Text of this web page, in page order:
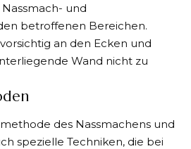
und
betroffenen Bereichen.
an den Ecken und
Wand nicht zu
des Nassmachens und
spezielle Techniken, die bei